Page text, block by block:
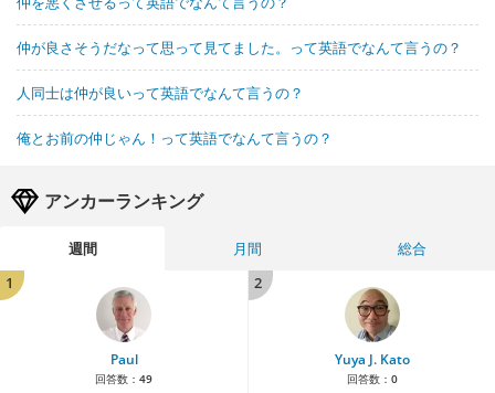
仲が良さそうだなって思って見てました。って英語でなんて言うの？
人同士は仲が良いって英語でなんて言うの？
俺とお前の仲じゃん！って英語でなんて言うの？
アンカーランキング
週間 月間
総合
1
Paul
回答数： 49
2
Yuya J. Kato
回答数： 0